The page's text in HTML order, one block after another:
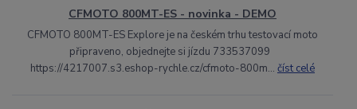
CFMOTO 800MT-ES - novinka - DEMO
CFMOTO 800MT-ES Explore je na českém trhu testovací moto
připraveno, objednejte si jízdu 733537099
https://4217007.s3.eshop-rychle.cz/cfmoto-800m... číst celé